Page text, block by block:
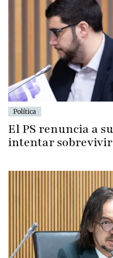
Política
El PS renuncia a
intentar